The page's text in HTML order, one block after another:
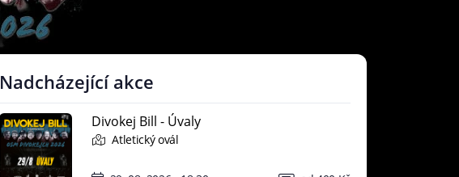
Nadcházející akce
Divokej Bill - Úvaly
Atletický ovál